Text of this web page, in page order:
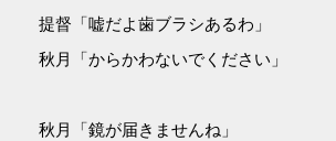
提督「嘘だよ歯ブラシあるわ」
秋月「からかわないでください」
秋月「鏡が届きませんね」